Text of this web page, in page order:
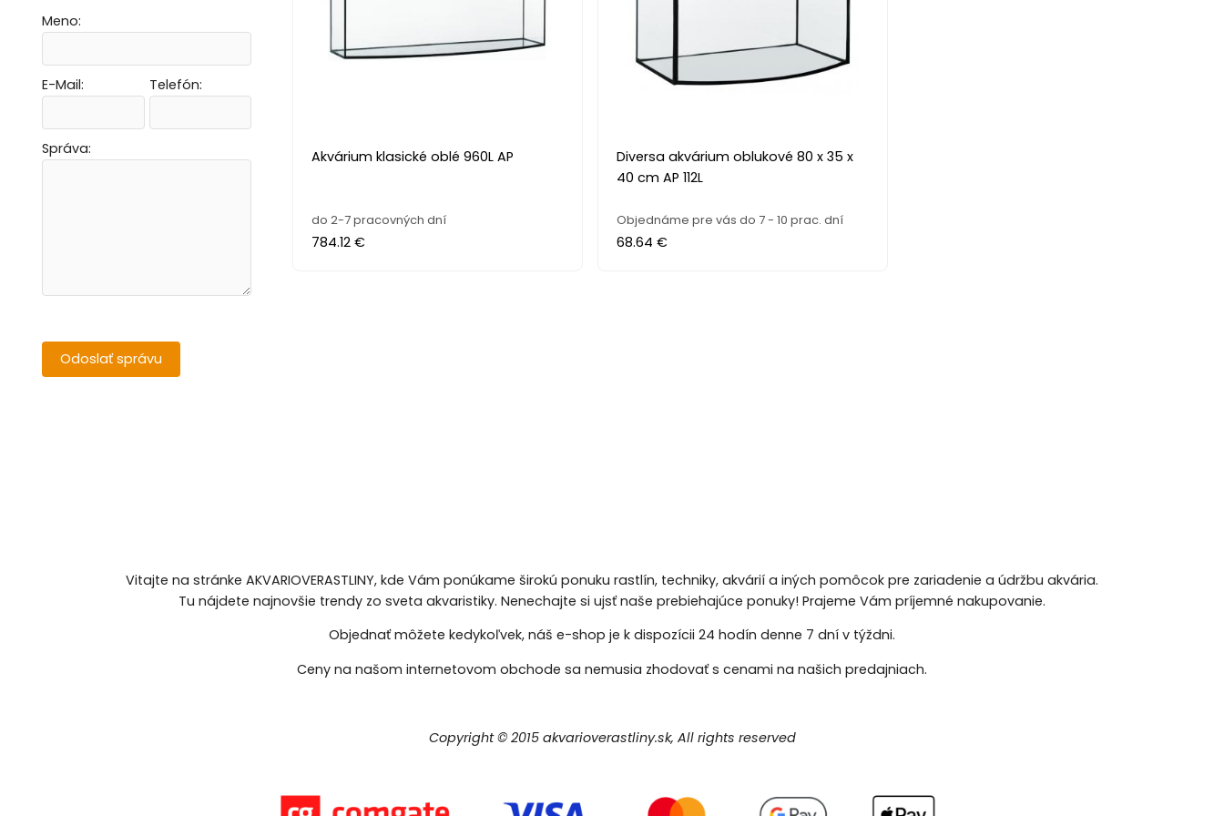
Meno:
E-Mail:
Telefón:
Správa: Akvárium klasické oblé 960L AP
do 2-7 pracovných dní
784.12 €
Diversa akvárium oblukové 80 x 35 x
40 cm AP 112L
Objednáme pre vás do 7 - 10 prac. dní
68.64 €
Vitajte na stránke AKVARIOVERASTLINY, kde Vám ponúkame širokú ponuku rastlín, techniky, akvárií a iných pomôcok pre zariadenie a údržbu akvária.
Tu nájdete najnovšie trendy zo sveta akvaristiky. Nenechajte si ujsť naše prebiehajúce ponuky! Prajeme Vám príjemné nakupovanie.
Objednať môžete kedykoľvek, náš e-shop je k dispozícii 24 hodín denne 7 dní v týždni.
Ceny na našom internetovom obchode sa nemusia zhodovať s cenami na našich predajniach.
Copyright © 2015 akvarioverastliny.sk, All rights reserved